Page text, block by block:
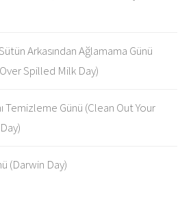
Arkasından Ağlamama Günü
Spilled Milk Day)
Temizleme Günü (Clean Out Your
(Darwin Day)